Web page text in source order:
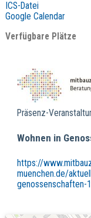
ICS-Datei
Google Calendar
Verfügbare Plätze
Präsenz-
Wohnen in
https://
muenchen.de/
genossenschaften-